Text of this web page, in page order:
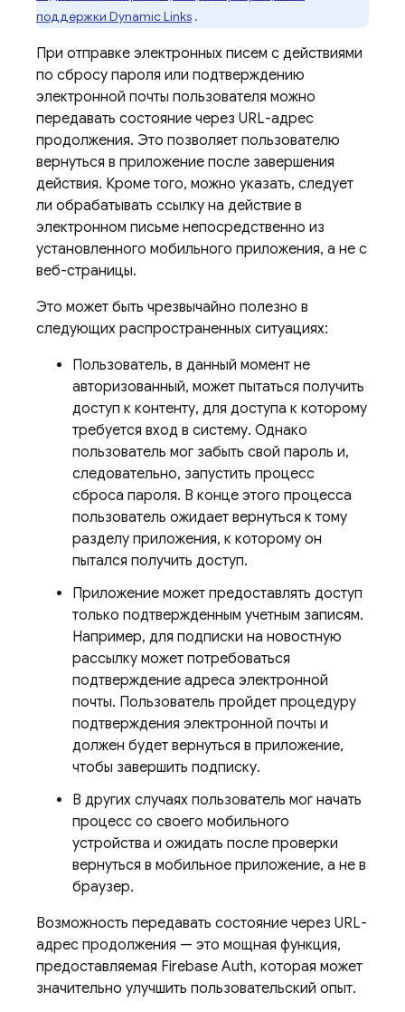
поддержки Dynamic Links .
При отправке электронных писем с действиями
по сбросу пароля или подтверждению
электронной почты пользователя можно
передавать состояние через URL-адрес
продолжения. Это позволяет пользователю
вернуться в приложение после завершения
действия. Кроме того, можно указать, следует
ли обрабатывать ссылку на действие в
электронном письме непосредственно из
установленного мобильного приложения, а не с
веб-страницы.
Это может быть чрезвычайно полезно в
следующих распространенных ситуациях:
Пользователь, в данный момент не
авторизованный, может пытаться получить
доступ к контенту, для доступа к которому
требуется вход в систему. Однако
пользователь мог забыть свой пароль и,
следовательно, запустить процесс
сброса пароля. В конце этого процесса
пользователь ожидает вернуться к тому
разделу приложения, к которому он
пытался получить доступ.
Приложение может предоставлять доступ
только подтвержденным учетным записям.
Например, для подписки на новостную
рассылку может потребоваться
подтверждение адреса электронной
почты. Пользователь пройдет процедуру
подтверждения электронной почты и
должен будет вернуться в приложение,
чтобы завершить подписку.
В других случаях пользователь мог начать
процесс со своего мобильного
устройства и ожидать после проверки
вернуться в мобильное приложение, а не в
браузер.
Возможность передавать состояние через URL-
адрес продолжения — это мощная функция,
предоставляемая Firebase Auth, которая может
значительно улучшить пользовательский опыт.